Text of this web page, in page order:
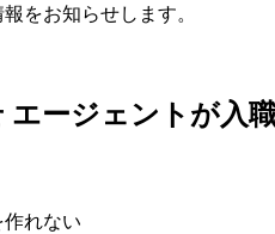
をお知らせします。
エージェントが入
れない